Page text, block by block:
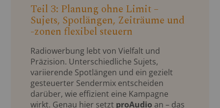
Teil 3: Planung ohne Limit –
Sujets, Spotlängen, Zeiträume und
-zonen flexibel steuern
Radiowerbung lebt von Vielfalt und
Präzision. Unterschiedliche Sujets,
variierende Spotlängen und ein gezielt
gesteuerter Sendermix entscheiden
darüber, wie effizient eine Kampagne
wirkt. Genau hier setzt proAudio an – das